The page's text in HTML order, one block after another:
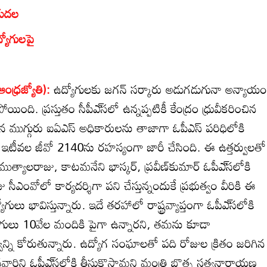
ఉద్యోగులకు జగన్‌ సర్కారు అడుగడుగునా అన్యాయం
ప్రస్తుతం సీపీఎ్‌సలో ఉన్నప్పటికీ కేంద్రం ధ్రువీకరించిన
ముగ్గురు ఐఏఎస్‌ అధికారులను తాజాగా ఓపీఎస్‌ పరిధిలోకి
జీవో 2140ను రహస్యంగా జారీ చేసింది. ఈ ఉత్తర్వులతో
ముత్యాలరాజు, కాటమనేని భాస్కర్‌, ప్రవీణ్‌కుమార్‌ ఓపీఎ్‌సలోకి
కార్యదర్శిగా పని చేస్తున్నందుకే ప్రభుత్వం వీరికి ఈ
భావిస్తున్నారు. ఇదే తరహాలో రాష్ట్రవ్యాప్తంగా ఓపీఎ్‌సలోకి
10వేల మందికి పైగా ఉన్నారని, తమను కూడా
కోరుతున్నారు. ఉద్యోగ సంఘాలతో పది రోజుల క్రితం జరిగిన
ఓపీఎ్‌సలోకి తీసుకొస్తామని మంత్రి బొత్స సత్యనారాయణ